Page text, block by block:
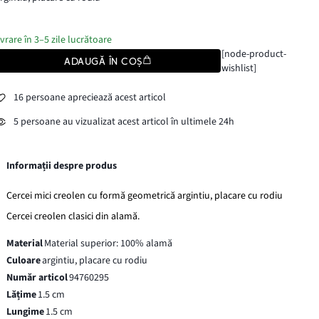
în 3–5 zile lucrătoare
ADAUGĂ ÎN COȘ
[node-product-
wishlist]
16 persoane apreciează acest articol
5 persoane au vizualizat acest articol în ultimele 24h
Informații despre produs
Cercei mici creolen cu formă geometrică argintiu, placare cu rodiu
Cercei creolen clasici din alamă.
MaterialMaterial superior: 100% alamă
Culoareargintiu, placare cu rodiu
Număr articol94760295
Lățime1.5 cm
Lungime1.5 cm